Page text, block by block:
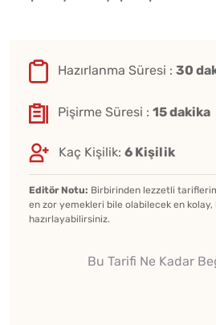
Hazırlanma Süresi : 30
Pişirme Süresi : 15 dakika
Kaç Kişilik: 6 Kişilik
Editör Notu: Birbirinden lezzetli
en zor yemekleri bile olabilecek en kolay,
hazırlayabilirsiniz.
Bu Tarifi Ne Kadar